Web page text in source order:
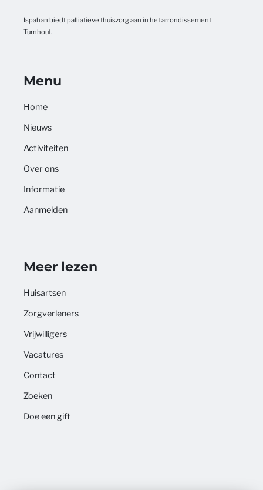
Ispahan biedt palliatieve thuiszorg aan in het arrondissement
Turnhout.
Menu
Home
Nieuws
Activiteiten
Over ons
Informatie
Aanmelden
Meer lezen
Huisartsen
Zorgverleners
Vrijwilligers
Vacatures
Contact
Zoeken
Doe een gift